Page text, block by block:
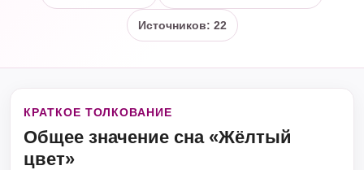
Источников: 22
КРАТКОЕ ТОЛКОВАНИЕ
Общее значение сна «Жёлтый
цвет»